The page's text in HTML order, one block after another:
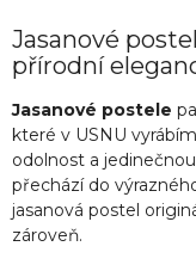
Jasanové
přírodní
Jasanové postele
které v USNU
odolnost a
přechází do
jasanová postel
zároveň.